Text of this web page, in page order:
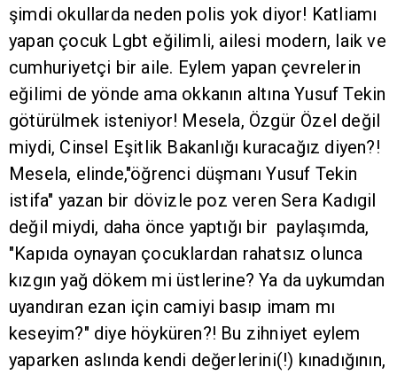
şimdi okullarda neden polis yok diyor! Katliamı
yapan çocuk Lgbt eğilimli, ailesi modern, laik ve
cumhuriyetçi bir aile. Eylem yapan çevrelerin
eğilimi de yönde ama okkanın altına Yusuf Tekin
götürülmek isteniyor! Mesela, Özgür Özel değil
miydi, Cinsel Eşitlik Bakanlığı kuracağız diyen?!
Mesela, elinde,"öğrenci düşmanı Yusuf Tekin
istifa" yazan bir dövizle poz veren Sera Kadıgil
değil miydi, daha önce yaptığı bir paylaşımda,
"Kapıda oynayan çocuklardan rahatsız olunca
kızgın yağ dökem mi üstlerine? Ya da uykumdan
uyandıran ezan için camiyi basıp imam mı
keseyim?" diye höyküren?! Bu zihniyet eylem
yaparken aslında kendi değerlerini(!) kınadığının,